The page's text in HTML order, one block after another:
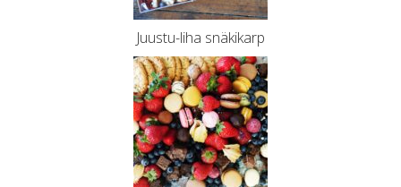
Juustu-liha snäkikarp